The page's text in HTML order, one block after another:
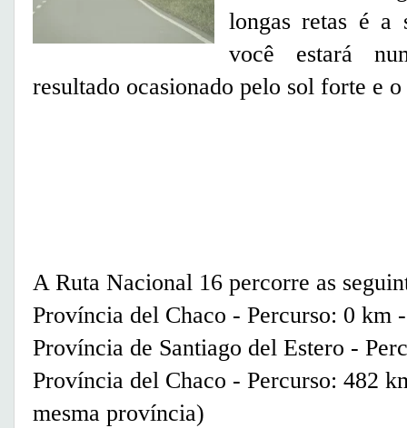
longas retas é a
você estará
resultado ocasionado pelo sol forte e
A Ruta Nacional 16 percorre as
Província del Chaco - Percurso: 0 km
Província de Santiago del Estero -
Província del Chaco - Percurso: 482
mesma província)